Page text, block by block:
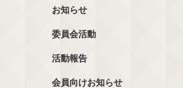
お知らせ
委員会活動
活動報告
会員向けお知らせ